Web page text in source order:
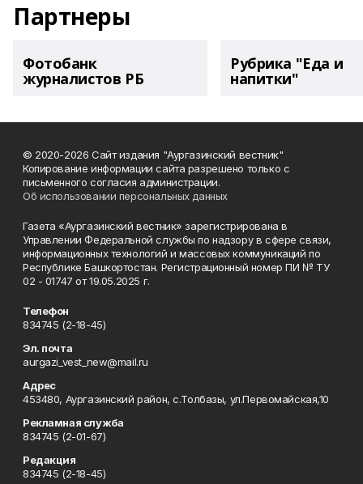
Партнеры
Фотобанк
журналистов РБ
Рубрика "Еда и
напитки"
© 2020-2026 Сайт издания "Аургазинский вестник"
Копирование информации сайта разрешено только с
письменного согласия администрации.
Об использовании персональных данных
Газета «Аургазинский вестник» зарегистрирована в
Управлении Федеральной службы по надзору в сфере связи,
информационных технологий и массовых коммуникаций по
Республике Башкортостан. Регистрационный номер ПИ № ТУ
02 - 01747 от 19.05.2025 г.
Телефон
834745 (2-18-45)
Эл. почта
aurgazi_vest_new@mail.ru
Адрес
453480, Аургазинский район, с.Толбазы, ул.Первомайская,10
Рекламная служба
834745 (2-01-67)
Редакция
834745 (2-18-45)